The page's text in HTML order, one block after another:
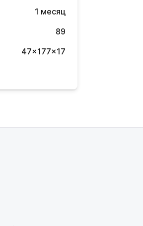
1 месяц
89
47x177x17